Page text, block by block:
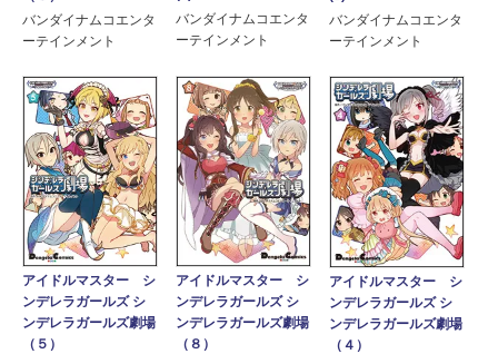
バンダイナムコエンタ
ーテインメント
バンダイナムコエンタ
ーテインメント
バンダイナムコエンタ
ーテインメント
アイドルマスター シ
ンデレラガールズ シ
ンデレラガールズ劇場
（５）
アイドルマスター シ
ンデレラガールズ シ
ンデレラガールズ劇場
（８）
アイドルマスター シ
ンデレラガールズ シ
ンデレラガールズ劇場
（４）